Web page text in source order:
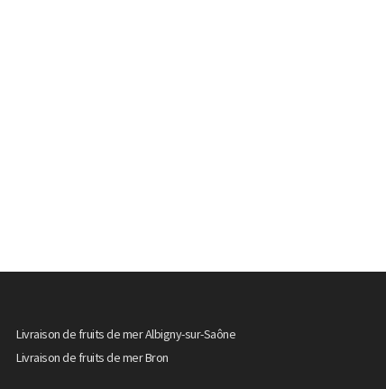
Livraison de fruits de mer Albigny-sur-Saône
Livraison de fruits de mer Bron